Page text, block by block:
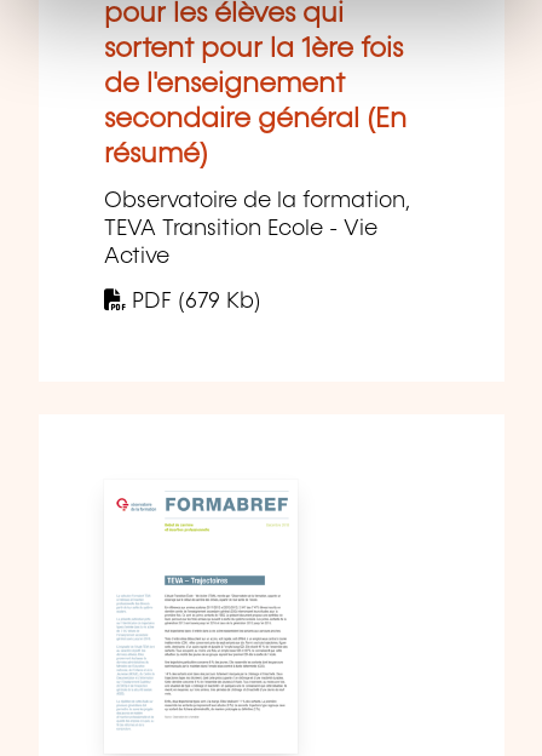
pour les élèves qui
sortent pour la 1ère fois
de l'enseignement
secondaire général (En
résumé)
Observatoire de la formation,
TEVA Transition Ecole - Vie
Active
PDF (679 Kb)